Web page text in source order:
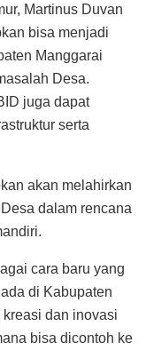
Martinus Duvan
bisa menjadi
Manggarai
Desa.
juga dapat
serta
akan melahirkan
dalam rencana
cara baru yang
di Kabupaten
dan inovasi
bisa dicontoh ke